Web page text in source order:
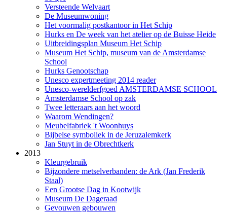
Versteende Welvaart
De Museumwoning
Het voormalig postkantoor in Het Schip
Hurks en De week van het atelier op de Buisse Heide
Uitbreidingsplan Museum Het Schip
Museum Het Schip, museum van de Amsterdamse
School
Hurks Genootschap
Unesco expertmeeting 2014 reader
Unesco-werelderfgoed AMSTERDAMSE SCHOOL
Amsterdamse School op zak
Twee letteraars aan het woord
Waarom Wendingen?
Meubelfabriek 't Woonhuys
Bijbelse symboliek in de Jeruzalemkerk
Jan Stuyt in de Obrechtkerk
2013
Kleurgebruik
Bijzondere metselverbanden: de Ark (Jan Frederik
Staal)
Een Grootse Dag in Kootwijk
Museum De Dageraad
Gevouwen gebouwen